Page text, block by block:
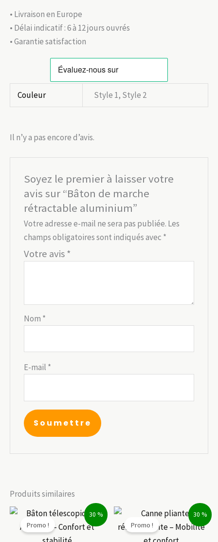
• Livraison en Europe
• Délai indicatif : 6 à 12 jours ouvrés
• Garantie satisfaction
Couleur Style 1, Style 2
Il n’y a pas encore d’avis.
Soyez le premier à laisser votre
avis sur “Bâton de marche
rétractable aluminium”
Votre adresse e-mail ne sera pas publiée. Les
champs obligatoires sont indiqués avec *
Votre avis*
Nom *
E-mail *
Produits similaires
30 %
Promo !
30 %
Promo !